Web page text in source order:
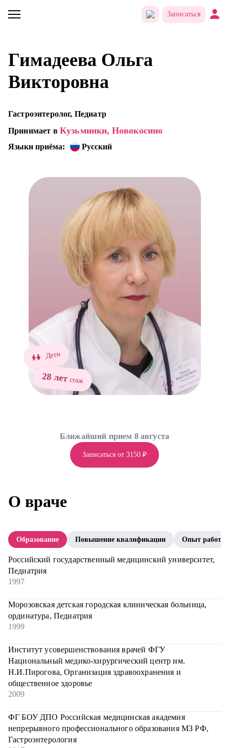
Записаться
Гимадеева Ольга
Викторовна
Гастроэнтеролог, Педиатр
Принимает в Кузьминки, Новокосино
Языки приёма: Русский
Дети
28 летстаж
Записаться от 3150 ₽
Ближайший прием 8 августа
О враче
Образование Повышение квалификации Опыт работы
Российский государственный медицинский университет,
Педиатрия
1997
Морозовская детская городская клиническая больница,
ординатура, Педиатрия
1999
Институт усовершенствования врачей ФГУ
Национальный медико-хирургический центр им.
Н.И.Пирогова, Организация здравоохранения и
общественное здоровье
2009
ФГ БОУ ДПО Российская медицинская академия
непрерывного профессионального образования МЗ РФ,
Гастроэнтерология